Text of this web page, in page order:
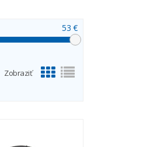
53 €
Zobraziť